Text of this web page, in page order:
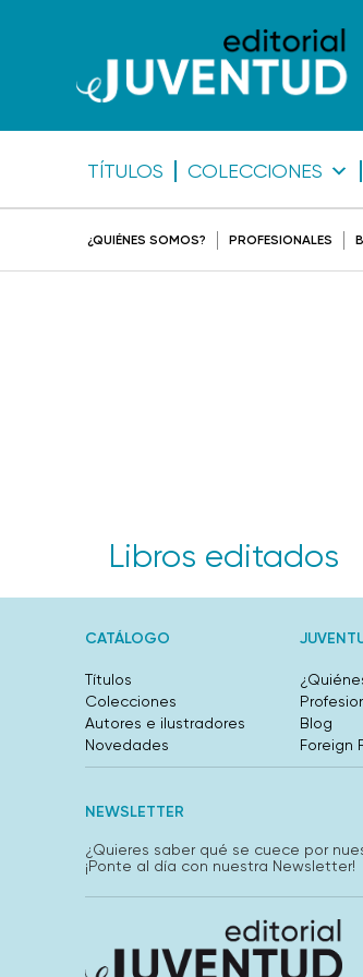
TÍTULOS COLECCIONES
¿QUIÉNES SOMOS? PROFESIONALES
Libros editados
CATÁLOGO
Títulos
Colecciones
Autores e ilustradores
Novedades
Blog
Foreign
NEWSLETTER
¿Quieres saber qué se cuece por
¡Ponte al día con nuestra Newsletter!